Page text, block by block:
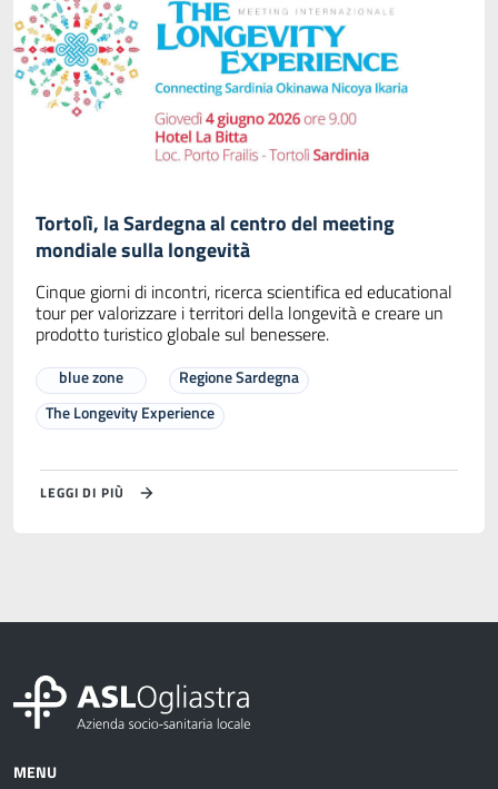
Tortolì, la Sardegna al centro del meeting
mondiale sulla longevità
Cinque giorni di incontri, ricerca scientifica ed educational
tour per valorizzare i territori della longevità e creare un
prodotto turistico globale sul benessere.
blue zone
Regione Sardegna
The Longevity Experience
LEGGI DI PIÙ
MENU